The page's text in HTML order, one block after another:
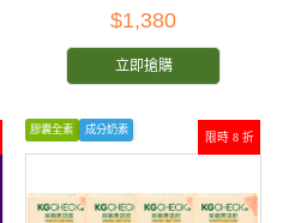
$1,380
立即搶購
限時 8 折
膠囊全素 成分奶素